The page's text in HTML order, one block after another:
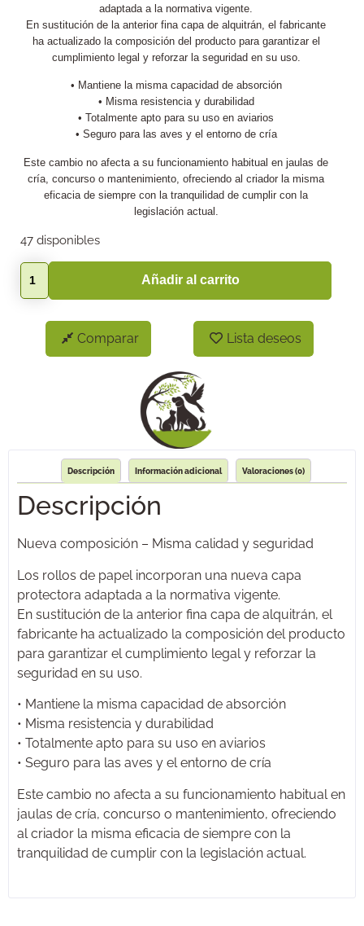
adaptada a la normativa vigente.
En sustitución de la anterior fina capa de alquitrán, el fabricante
ha actualizado la composición del producto para garantizar el
cumplimiento legal y reforzar la seguridad en su uso.
• Mantiene la misma capacidad de absorción
• Misma resistencia y durabilidad
• Totalmente apto para su uso en aviarios
• Seguro para las aves y el entorno de cría
Este cambio no afecta a su funcionamiento habitual en jaulas de
cría, concurso o mantenimiento, ofreciendo al criador la misma
eficacia de siempre con la tranquilidad de cumplir con la
legislación actual.
47 disponibles
Añadir al carrito
Comparar Lista deseos
Descripción Información adicional Valoraciones (0)
Descripción
Nueva composición – Misma calidad y seguridad
Los rollos de papel incorporan una nueva capa
protectora adaptada a la normativa vigente.
En sustitución de la anterior fina capa de alquitrán, el
fabricante ha actualizado la composición del producto
para garantizar el cumplimiento legal y reforzar la
seguridad en su uso.
• Mantiene la misma capacidad de absorción
• Misma resistencia y durabilidad
• Totalmente apto para su uso en aviarios
• Seguro para las aves y el entorno de cría
Este cambio no afecta a su funcionamiento habitual en
jaulas de cría, concurso o mantenimiento, ofreciendo
al criador la misma eficacia de siempre con la
tranquilidad de cumplir con la legislación actual.